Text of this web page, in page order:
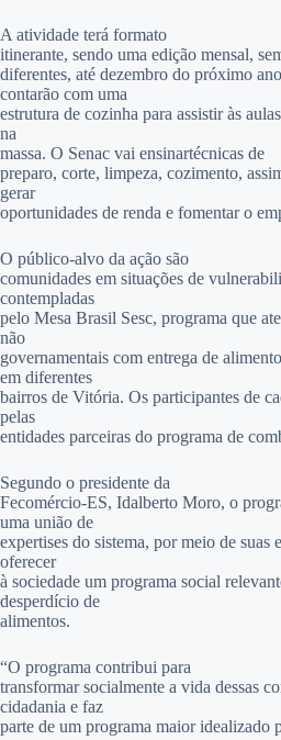
A atividade terá formato
itinerante, sendo uma edição mensal,
diferentes, até dezembro do próximo
contarão com uma
estrutura de cozinha para assistir às
na
massa. O Senac vai ensinartécnicas de
preparo, corte, limpeza, cozimento,
gerar
oportunidades de renda e fomentar o
O público-alvo da ação são
comunidades em situações de
contempladas
pelo Mesa Brasil Sesc, programa que
não
governamentais com entrega de
em diferentes
bairros de Vitória. Os participantes de
pelas
entidades parceiras do programa de
Segundo o presidente da
Fecomércio-ES, Idalberto Moro, o
uma união de
expertises do sistema, por meio de suas
oferecer
à sociedade um programa social
desperdício de
alimentos.
“O programa contribui para
transformar socialmente a vida dessas
cidadania e faz
parte de um programa maior idealizado